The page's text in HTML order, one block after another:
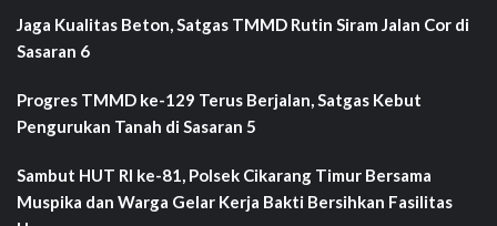
Jaga Kualitas Beton, Satgas TMMD Rutin Siram Jalan Cor di
Sasaran 6
Progres TMMD ke-129 Terus Berjalan, Satgas Kebut
Pengurukan Tanah di Sasaran 5
Sambut HUT RI ke-81, Polsek Cikarang Timur Bersama
Muspika dan Warga Gelar Kerja Bakti Bersihkan Fasilitas